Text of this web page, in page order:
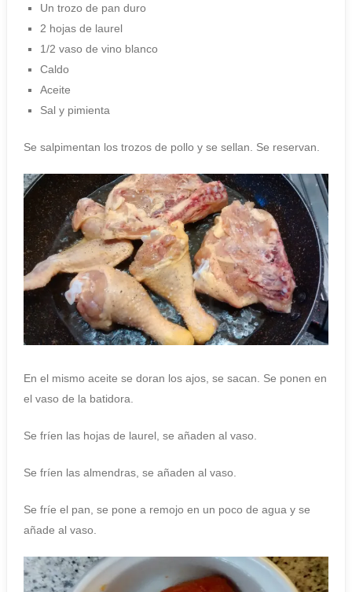
Un trozo de pan duro
2 hojas de laurel
1/2 vaso de vino blanco
Caldo
Aceite
Sal y pimienta
Se salpimentan los trozos de pollo y se sellan. Se reservan.
En el mismo aceite se doran los ajos, se sacan. Se ponen en
el vaso de la batidora.
Se fríen las hojas de laurel, se añaden al vaso.
Se fríen las almendras, se añaden al vaso.
Se fríe el pan, se pone a remojo en un poco de agua y se
añade al vaso.